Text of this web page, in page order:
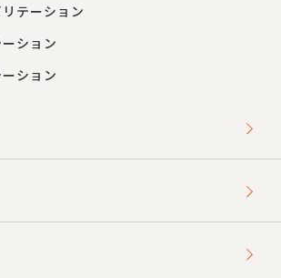
テーション
ション
ション